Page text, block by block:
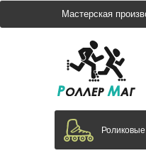
Мастерская
Роликовые